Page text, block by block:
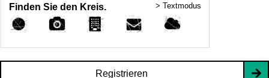
Finden Sie den Kreis. > Textmodus
Registrieren